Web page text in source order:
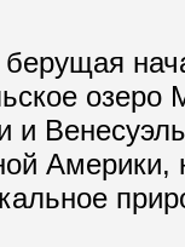
озеро
Америки,